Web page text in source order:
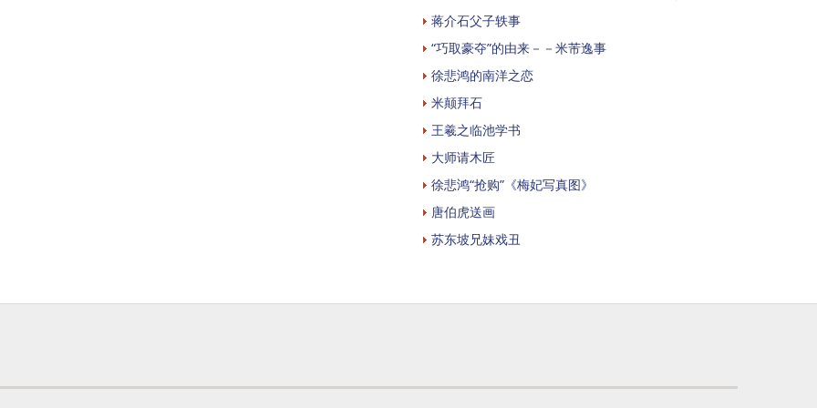
蒋介石父子轶事
“巧取豪夺”的由来－－米芾逸事
徐悲鸿的南洋之恋
米颠拜石
王羲之临池学书
大师请木匠
徐悲鸿“抢购”《梅妃写真图》
唐伯虎送画
苏东坡兄妹戏丑